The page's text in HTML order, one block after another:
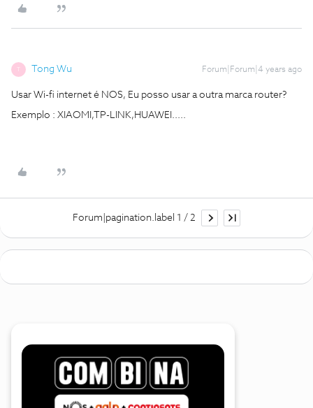
Tong Wu Forum|Forum|4 years ago
Usar Wi-fi internet é NOS, Eu posso usar a outra marca router?
Exemplo : XIAOMI,TP-LINK,HUAWEI.....
Forum|pagination.label 1 / 2